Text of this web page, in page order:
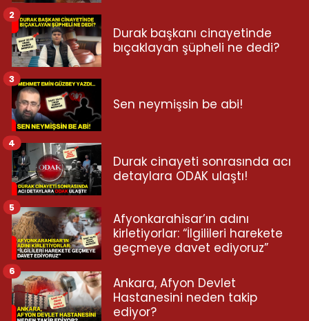
Durak başkanı cinayetinde
bıçaklayan şüpheli ne dedi?
2
Sen neymişsin be abi!
3
Durak cinayeti sonrasında acı
detaylara ODAK ulaştı!
4
Afyonkarahisar’ın adını
kirletiyorlar: “İlgilileri harekete
geçmeye davet ediyoruz”
5
Ankara, Afyon Devlet
Hastanesini neden takip
ediyor?
6